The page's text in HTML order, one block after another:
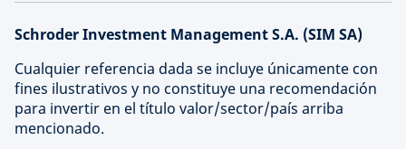
Schroder Investment Management S.A. (SIM SA)
Cualquier referencia dada se incluye únicamente con
fines ilustrativos y no constituye una recomendación
para invertir en el título valor/sector/país arriba
mencionado.